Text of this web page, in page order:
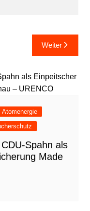
Weiter
Atomenergie
Spahn als
Made